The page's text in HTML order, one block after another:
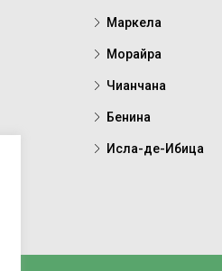
Маркела
Морайра
Чианчана
Бенина
Исла-де-Ибица